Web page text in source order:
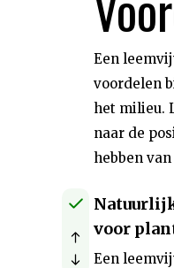
Een
voordelen
het milieu.
naar de
hebben
voor
Een